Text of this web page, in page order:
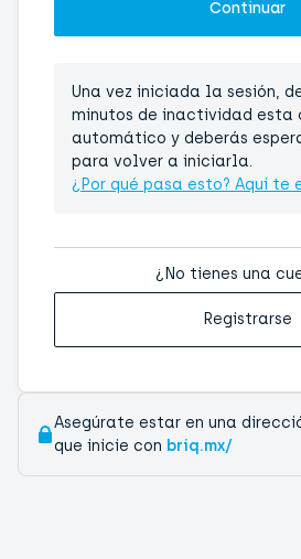
Una vez iniciada la sesión,
minutos de inactividad esta
automático y deberás
para volver a iniciarla.
¿Por qué pasa esto? Aquí te
¿No tienes una
Registrarse
Asegúrate estar en una
que inicie con briq.mx/